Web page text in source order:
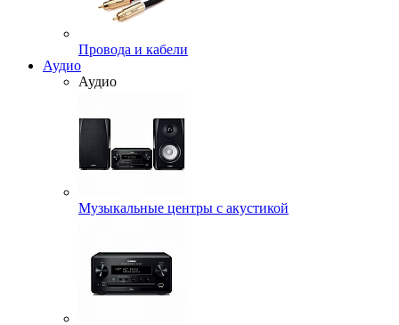
Провода и кабели
Аудио
Аудио
Музыкальные центры с акустикой